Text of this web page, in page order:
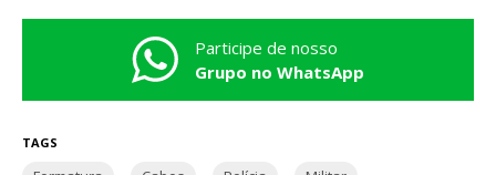
Participe de nosso
Grupo no WhatsApp
TAGS